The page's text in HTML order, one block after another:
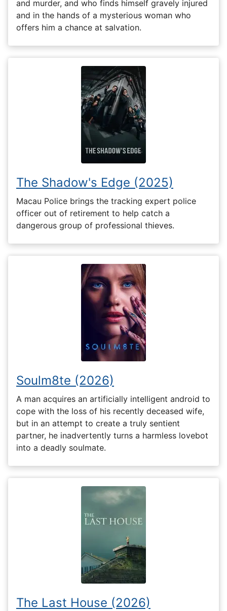
and murder, and who finds himself gravely injured
and in the hands of a mysterious woman who
offers him a chance at salvation.
The Shadow's Edge (2025)
Macau Police brings the tracking expert police
officer out of retirement to help catch a
dangerous group of professional thieves.
Soulm8te (2026)
A man acquires an artificially intelligent android to
cope with the loss of his recently deceased wife,
but in an attempt to create a truly sentient
partner, he inadvertently turns a harmless lovebot
into a deadly soulmate.
The Last House (2026)